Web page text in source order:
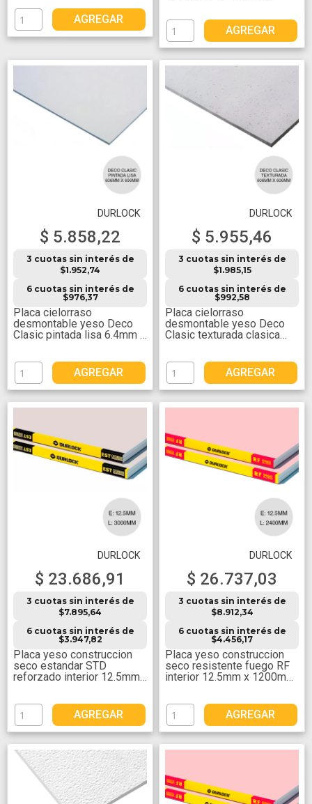
AGREGAR
AGREGAR
DURLOCK
$ 5.858,22
3 cuotas sin interés de
$1.952,74
6 cuotas sin interés de
$976,37
Placa cielorraso
desmontable yeso Deco
Clasic pintada lisa 6.4mm x
AGREGAR
DURLOCK
$ 5.955,46
3 cuotas sin interés de
$1.985,15
6 cuotas sin interés de
$992,58
Placa cielorraso
desmontable yeso Deco
Clasic texturada clasica
AGREGAR
DURLOCK
$ 23.686,91
3 cuotas sin interés de
$7.895,64
6 cuotas sin interés de
$3.947,82
Placa yeso construccion
seco estandar STD
reforzado interior 12.5mm
AGREGAR
DURLOCK
$ 26.737,03
3 cuotas sin interés de
$8.912,34
6 cuotas sin interés de
$4.456,17
Placa yeso construccion
seco resistente fuego RF
interior 12.5mm x 1200mm
AGREGAR